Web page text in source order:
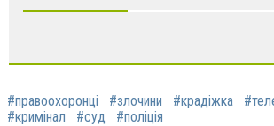
#правоохоронці #злочини #крадіжка
#кримінал
#суд #поліція